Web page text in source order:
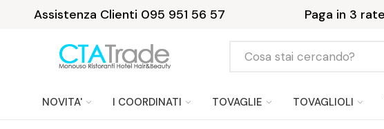
Assistenza Clienti 095 951 56 57
NOVITA' I COORDINATI TOVAGLIE TOVAGLIOLI